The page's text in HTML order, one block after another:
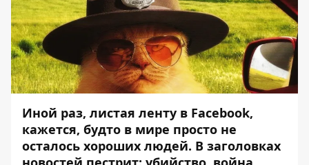
Иной раз, листая ленту в Facebook,
кажется, будто в мире просто не
осталось хороших людей. В заголовках